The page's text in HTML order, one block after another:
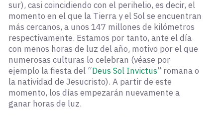
sur), casi coincidiendo con el perihelio, es decir, el
momento en el que la Tierra y el Sol se encuentran
más cercanos, a unos 147 millones de kilómetros
respectivamente. Estamos por tanto, ante el día
con menos horas de luz del año, motivo por el que
numerosas culturas lo celebran (véase por
ejemplo la fiesta del “Deus Sol Invictus” romana o
la natividad de Jesucristo). A partir de este
momento, los días empezarán nuevamente a
ganar horas de luz.